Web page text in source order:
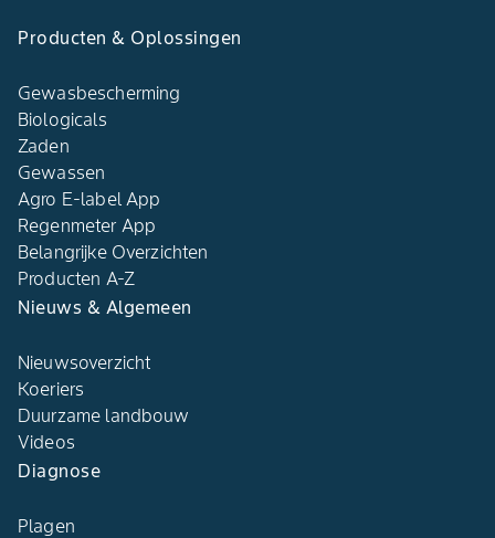
Producten & Oplossingen
Gewasbescherming
Biologicals
Zaden
Gewassen
Agro E-label App
Regenmeter App
Belangrijke Overzichten
Producten A-Z
Nieuws & Algemeen
Nieuwsoverzicht
Koeriers
Duurzame landbouw
Videos
Diagnose
Plagen